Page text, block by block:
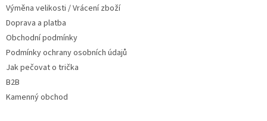
Výměna velikosti / Vrácení zboží
Doprava a platba
Obchodní podmínky
Podmínky ochrany osobních údajů
Jak pečovat o trička
B2B
Kamenný obchod